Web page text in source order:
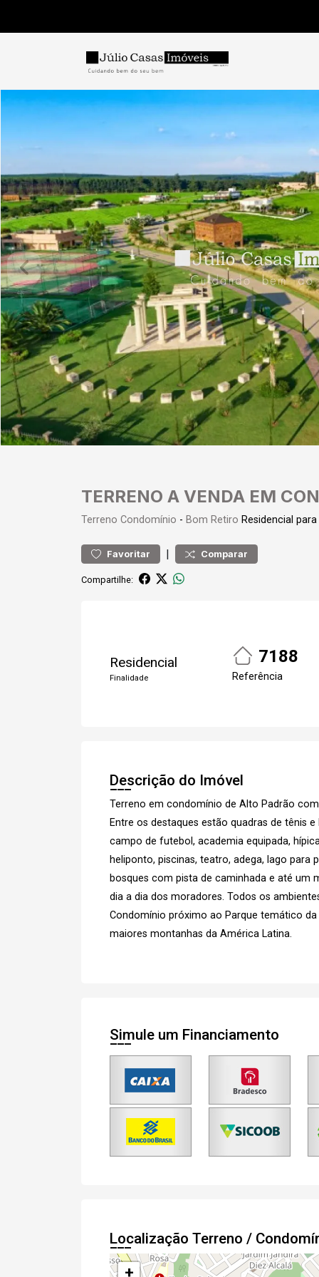
TERRENO A VENDA EM
Terreno Condomínio - Bom Retiro Residencial
Favoritar | Comparar
Compartilhe:
Residencial
Finalidade
7188
Referência
Descrição do Imóvel
Terreno em condomínio de Alto Padrão
Entre os destaques estão quadras de tênis
campo de futebol, academia equipada,
heliponto, piscinas, teatro, adega, lago
bosques com pista de caminhada e até
dia a dia dos moradores. Todos os
Condomínio próximo ao Parque temático
maiores montanhas da América Latina.
Simule um Financiamento
Localização Terreno /
+